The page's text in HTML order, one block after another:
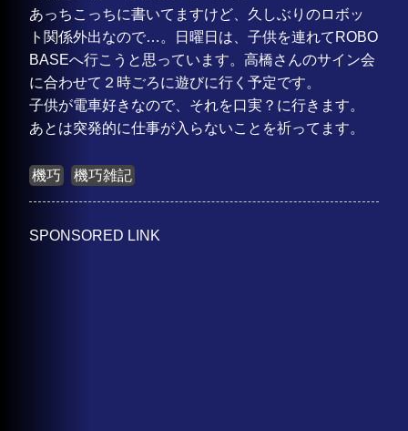
あっちこっちに書いてますけど、久しぶりのロボッ
ト関係外出なので…。日曜日は、子供を連れてROBO
BASEへ行こうと思っています。高橋さんのサイン会
に合わせて２時ごろに遊びに行く予定です。
子供が電車好きなので、それを口実？に行きます。
あとは突発的に仕事が入らないことを祈ってます。
機巧 機巧雑記
SPONSORED LINK